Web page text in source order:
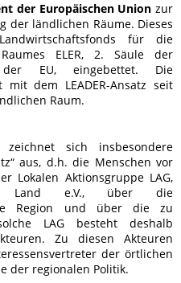
der Europäischen Union zur
der ländlichen Räume. Dieses
für die
ELER, 2. Säule der
der EU, eingebettet. Die
dem LEADER-Ansatz seit
Raum.
zeichnet sich insbesondere
aus, d.h. die Menschen vor
Lokalen Aktionsgruppe LAG,
Land e.V., über die
Region und über die zu
LAG besteht deshalb
Zu diesen Akteuren
der örtlichen
der regionalen Politik.